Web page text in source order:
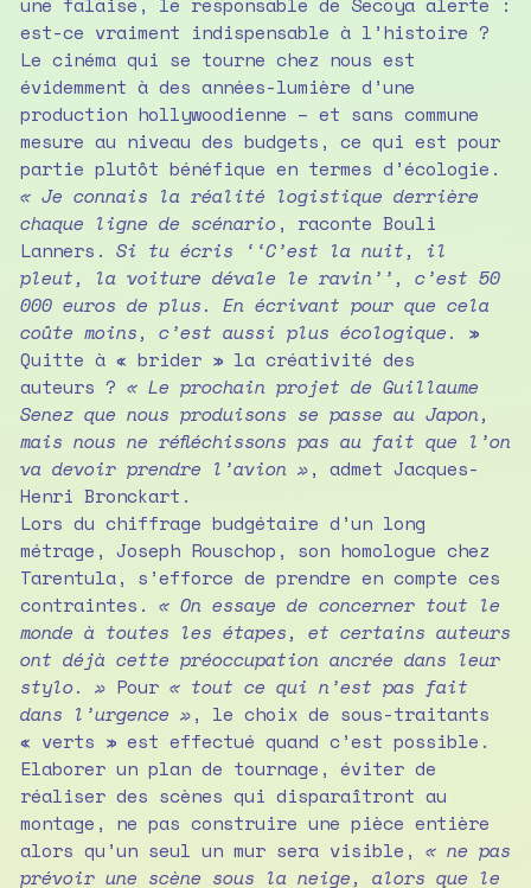
est-ce vraiment indispensable à l’histoire ?
Le cinéma qui se tourne chez nous est
évidemment à des années-lumière d’une
production hollywoodienne – et sans commune
mesure au niveau des budgets, ce qui est pour
partie plutôt bénéfique en termes d’écologie.
« Je connais la réalité logistique derrière
chaque ligne de scénario, raconte Bouli
Lanners. Si tu écris ‘‘C’est la nuit, il
pleut, la voiture dévale le ravin’’, c’est 50
000 euros de plus. En écrivant pour que cela
coûte moins, c’est aussi plus écologique. »
Quitte à « brider » la créativité des
auteurs ? « Le prochain projet de Guillaume
Senez que nous produisons se passe au Japon,
mais nous ne réfléchissons pas au fait que l’on
va devoir prendre l’avion », admet Jacques-
Henri Bronckart.
Lors du chiffrage budgétaire d’un long
métrage, Joseph Rouschop, son homologue chez
Tarentula, s’efforce de prendre en compte ces
contraintes. « On essaye de concerner tout le
monde à toutes les étapes, et certains auteurs
ont déjà cette préoccupation ancrée dans leur
stylo. »Pour « tout ce qui n’est pas fait
dans l’urgence », le choix de sous-traitants
« verts » est effectué quand c’est possible.
Elaborer un plan de tournage, éviter de
réaliser des scènes qui disparaîtront au
montage, ne pas construire une pièce entière
alors qu’un seul un mur sera visible, « ne pas
prévoir une scène sous la neige, alors que le